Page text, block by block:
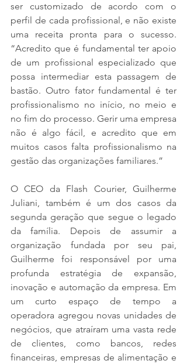
ser customizado de acordo com o
perfil de cada profissional, e não existe
uma receita pronta para o sucesso.
“Acredito que é fundamental ter apoio
de um profissional especializado que
possa intermediar esta passagem de
bastão. Outro fator fundamental é ter
profissionalismo no início, no meio e
no fim do processo. Gerir uma empresa
não é algo fácil, e acredito que em
muitos casos falta profissionalismo na
gestão das organizações familiares.”
O CEO da Flash Courier, Guilherme
Juliani, também é um dos casos da
segunda geração que segue o legado
da família. Depois de assumir a
organização fundada por seu pai,
Guilherme foi responsável por uma
profunda estratégia de expansão,
inovação e automação da empresa. Em
um curto espaço de tempo a
operadora agregou novas unidades de
negócios, que atraíram uma vasta rede
de clientes, como bancos, redes
financeiras, empresas de alimentação e